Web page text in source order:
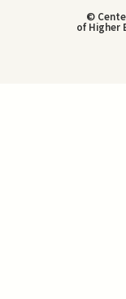
©
of Higher